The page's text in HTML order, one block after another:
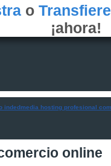
o Transfiere
¡ahora!
online